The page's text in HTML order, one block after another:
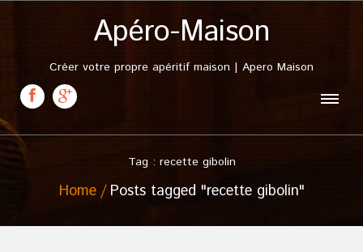
Apéro-Maison
Créer votre propre apéritif maison | Apero Maison
Tag : recette gibolin
Home Posts tagged "recette gibolin"